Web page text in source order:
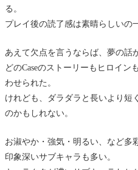
る。
プレイ後の読了感は素晴らしいの
あえて欠点を言うならば、夢の話
どのCaseのストーリーもヒロイ
わせられた。
けれども、ダラダラと長いより短
のかもしれない。
お淑やか・強気・明るい、など多
印象深いサブキャラも多い。